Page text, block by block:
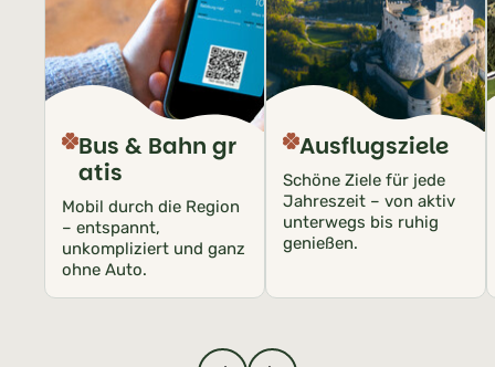
Bus & Bahn gr
atis
Mobil durch die Region
– entspannt,
unkompliziert und ganz
ohne Auto.
Ausflugsziele
Schöne Ziele für jede
Jahreszeit – von aktiv
unterwegs bis ruhig
genießen.